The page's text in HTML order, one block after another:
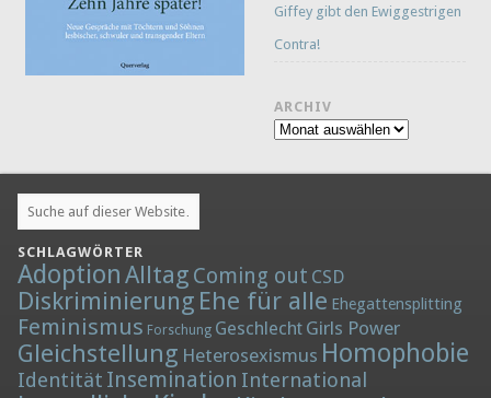
Giffey gibt den Ewiggestrigen
Contra!
ARCHIV
Archiv
SCHLAGWÖRTER
AdoptionAlltag Coming out CSD
Diskriminierung Ehe für alle Ehegattensplitting
Feminismus Forschung Geschlecht Girls Power
Gleichstellung Heterosexismus Homophobie
Identität Insemination International